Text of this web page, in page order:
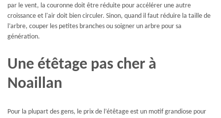
par le vent, la couronne doit être réduite pour accélérer une autre
croissance et l'air doit bien circuler. Sinon, quand il faut réduire la taille de
l’arbre, couper les petites branches ou soigner un arbre pour sa
génération.
Une étêtage pas cher à
Noaillan
Pour la plupart des gens, le prix de l’étêtage est un motif grandiose pour